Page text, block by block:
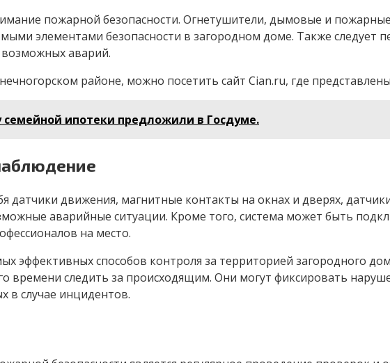
пожарной безопасности. Огнетушители, дымовые и
элементами безопасности в загородном доме. Также
возможных аварий.
районе, можно посетить сайт Cian.ru, где
ипотеки предложили в Госдуме.
датчики движения, магнитные контакты на окнах и дверях,
аварийные ситуации. Кроме того, система может быть
на место.
эффективных способов контроля за территорией загородного
времени следить за происходящим. Они могут фиксировать
в случае инцидентов.